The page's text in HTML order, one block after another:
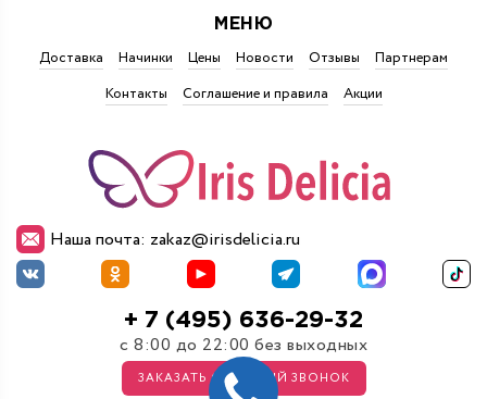
Наша почта: zakaz@irisdelicia.ru
+ 7 (495) 636-29-32
с 8:00 до 22:00 без выходных
ЗАКАЗАТЬ ОБРАТНЫЙ ЗВОНОК
МЕНЮ
Доставка Начинки Цены Новости Отзывы
Партнерам
Контакты
Соглашение и правила Акции